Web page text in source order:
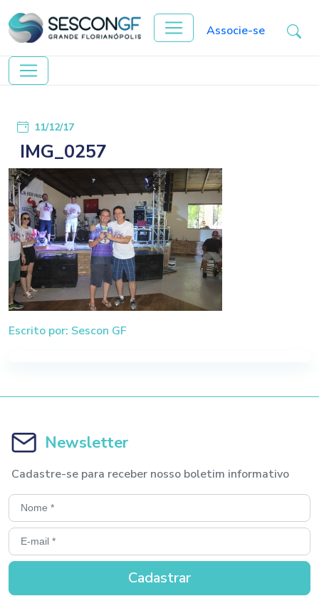
Associe-se
11/12/17
IMG_0257
Escrito por: Sescon GF
Newsletter
Cadastre-se para receber nosso boletim informativo